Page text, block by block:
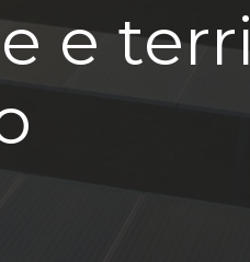
e